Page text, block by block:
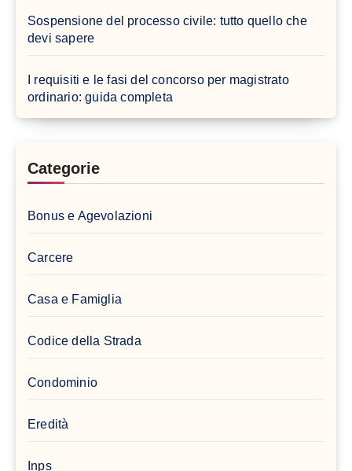
Sospensione del processo civile: tutto quello che
devi sapere
I requisiti e le fasi del concorso per magistrato
ordinario: guida completa
Categorie
Bonus e Agevolazioni
Carcere
Casa e Famiglia
Codice della Strada
Condominio
Eredità
Inps